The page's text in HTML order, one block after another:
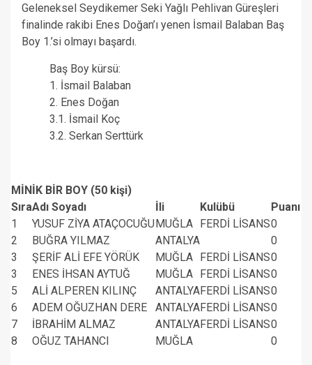
Geleneksel Seydikemer Seki Yağlı Pehlivan Güreşleri
finalinde rakibi Enes Doğan’ı yenen İsmail Balaban Baş
Boy 1.’si olmayı başardı.
Baş Boy kürsü:
1. İsmail Balaban
2. Enes Doğan
3.1. İsmail Koç
3.2. Serkan Serttürk
MİNİK BİR BOY (50 kişi)
SıraAdı Soyadı İli Kulübü
Puanı
1
YUSUF ZİYA ATAÇOCUĞUMUĞLA FERDİ LİSANS0
2
BUĞRA YILMAZ ANTALYA
0
3
ŞERİF ALİ EFE YÖRÜK MUĞLA FERDİ LİSANS0
3
ENES İHSAN AYTUĞ MUĞLA FERDİ LİSANS0
5
ALİ ALPEREN KILINÇ ANTALYAFERDİ LİSANS0
6
ADEM OĞUZHAN DERE ANTALYAFERDİ LİSANS0
7
İBRAHİM ALMAZ ANTALYAFERDİ LİSANS0
8
OĞUZ TAHANCI MUĞLA 0